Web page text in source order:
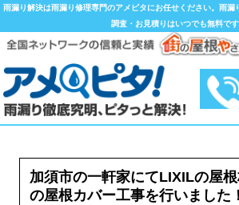
雨漏り解決は雨漏り修理専門のアメピタにお任せください。雨漏
調査・お見積りはいつでも無料です
加須市の一軒家にてLIXILの屋
の屋根カバー工事を行いました！